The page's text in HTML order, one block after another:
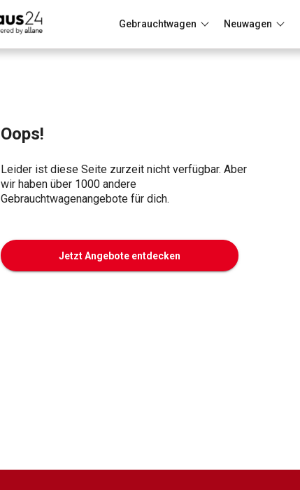
Gebrauchtwagen Neuwagen
Oops!
Leider ist diese Seite zurzeit nicht verfügbar. Aber
wir haben über 1000 andere
Gebrauchtwagenangebote für dich.
Jetzt Angebote entdecken